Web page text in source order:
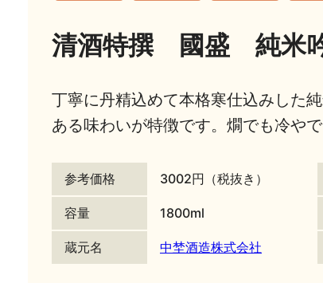
清酒特撰 國盛 純米
丁寧に丹精込めて本格寒仕込みした
ある味わいが特徴です。燗でも冷や
参考価格 3002円（税抜き）
容量 1800ml
蔵元名 中埜酒造株式会社